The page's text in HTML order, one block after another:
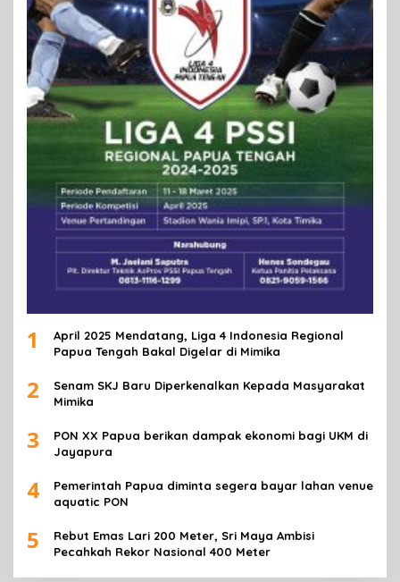
1
April 2025 Mendatang, Liga 4 Indonesia Regional
Papua Tengah Bakal Digelar di Mimika
2
Senam SKJ Baru Diperkenalkan Kepada Masyarakat
Mimika
3
PON XX Papua berikan dampak ekonomi bagi UKM di
Jayapura
4
Pemerintah Papua diminta segera bayar lahan venue
aquatic PON
5
Rebut Emas Lari 200 Meter, Sri Maya Ambisi
Pecahkah Rekor Nasional 400 Meter